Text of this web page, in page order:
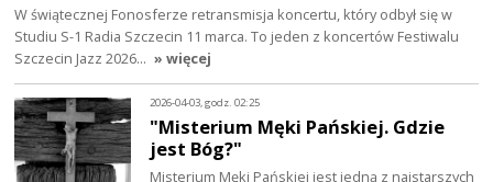
W świątecznej Fonosferze retransmisja koncertu, który odbył się w
Studiu S-1 Radia Szczecin 11 marca. To jeden z koncertów Festiwalu
Szczecin Jazz 2026… » więcej
2026-04-03, godz. 02:25
"Misterium Męki Pańskiej. Gdzie
jest Bóg?"
Misterium Męki Pańskiej jest jedną z najstarszych